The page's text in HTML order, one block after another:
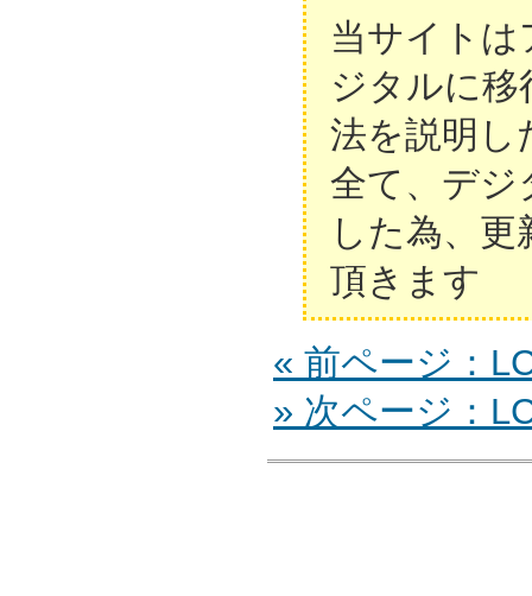
当サイト
ジタルに移
法を説明し
全て、デジ
した為、
頂きます
« 前ページ：
» 次ページ：